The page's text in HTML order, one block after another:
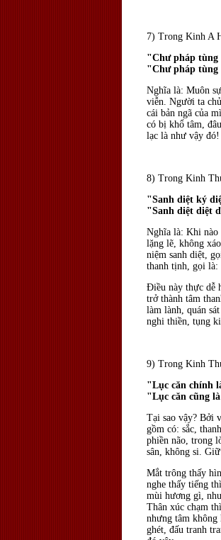
7) Trong Kinh A
"Chư pháp tùng
"Chư pháp tùng
Nghĩa là: Muôn
viễn. Người ta
cái bản ngã của
có bị khổ tâm,
lạc là như vậy đó!
8) Trong Kinh
"Sanh diệt ký
"Sanh diệt diệt
Nghĩa là: Khi nào
lặng lẽ, không
niệm sanh diệt,
thanh tịnh, gọi là:
Ðiều này thực dễ
trở thành tâm
làm lành, quán
nghi thiền, tụng
9) Trong Kinh
"Lục căn chính
"Lục căn cũng
Tại sao vậy? Bởi
gồm có: sắc,
phiền não, trong
sân, không si.
Mắt trông thấy
nghe thấy tiếng
mùi hương gì,
Thân xúc chạm
nhưng tâm
ghét, đấu tranh